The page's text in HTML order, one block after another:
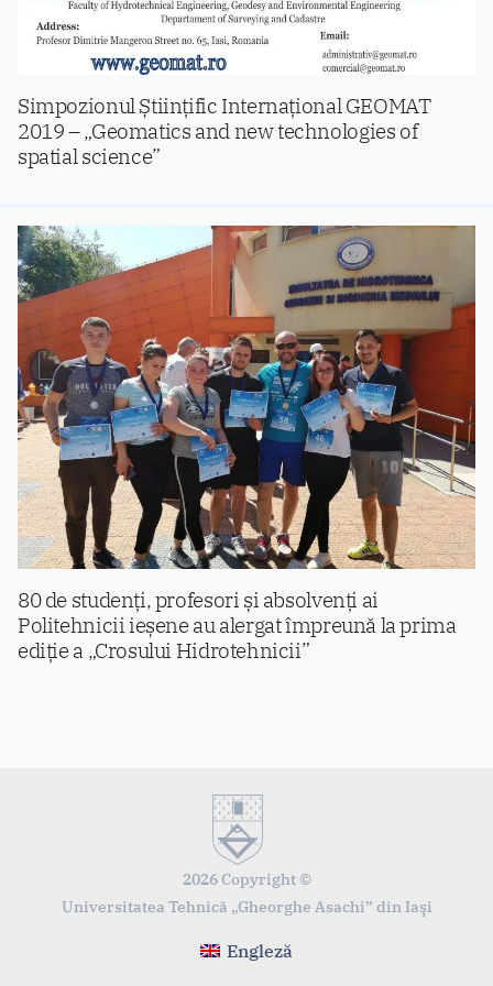
Simpozionul Științific Internațional GEOMAT
2019 – „Geomatics and new technologies of
spatial science”
80 de studenți, profesori și absolvenți ai
Politehnicii ieșene au alergat împreună la prima
ediție a „Crosului Hidrotehnicii”
2026 Copyright ©
Universitatea Tehnică „Gheorghe Asachi” din Iaşi
Engleză